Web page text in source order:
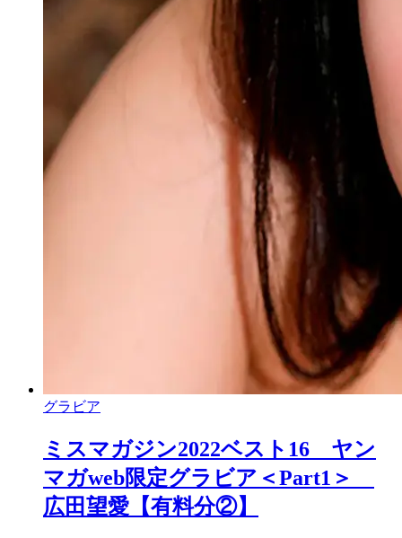
グラビア
ミスマガジン2022ベスト16 ヤン
マガweb限定グラビア＜Part1＞
広田望愛【有料分②】